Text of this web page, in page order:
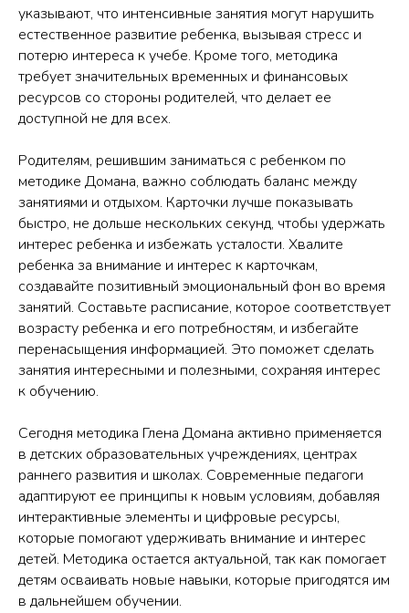
указывают, что интенсивные занятия могут нарушить
естественное развитие ребенка, вызывая стресс и
потерю интереса к учебе. Кроме того, методика
требует значительных временных и финансовых
ресурсов со стороны родителей, что делает ее
доступной не для всех.
Родителям, решившим заниматься с ребенком по
методике Домана, важно соблюдать баланс между
занятиями и отдыхом. Карточки лучше показывать
быстро, не дольше нескольких секунд, чтобы удержать
интерес ребенка и избежать усталости. Хвалите
ребенка за внимание и интерес к карточкам,
создавайте позитивный эмоциональный фон во время
занятий. Составьте расписание, которое соответствует
возрасту ребенка и его потребностям, и избегайте
перенасыщения информацией. Это поможет сделать
занятия интересными и полезными, сохраняя интерес
к обучению.
Сегодня методика Глена Домана активно применяется
в детских образовательных учреждениях, центрах
раннего развития и школах. Современные педагоги
адаптируют ее принципы к новым условиям, добавляя
интерактивные элементы и цифровые ресурсы,
которые помогают удерживать внимание и интерес
детей. Методика остается актуальной, так как помогает
детям осваивать новые навыки, которые пригодятся им
в дальнейшем обучении.